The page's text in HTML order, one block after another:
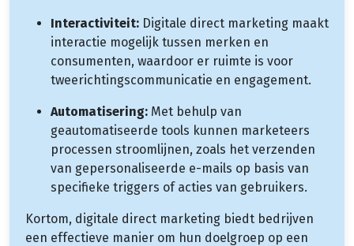
Interactiviteit: Digitale direct marketing maakt
interactie mogelijk tussen merken en
consumenten, waardoor er ruimte is voor
tweerichtingscommunicatie en engagement.
Automatisering: Met behulp van
geautomatiseerde tools kunnen marketeers
processen stroomlijnen, zoals het verzenden
van gepersonaliseerde e-mails op basis van
specifieke triggers of acties van gebruikers.
Kortom, digitale direct marketing biedt bedrijven
een effectieve manier om hun doelgroep op een